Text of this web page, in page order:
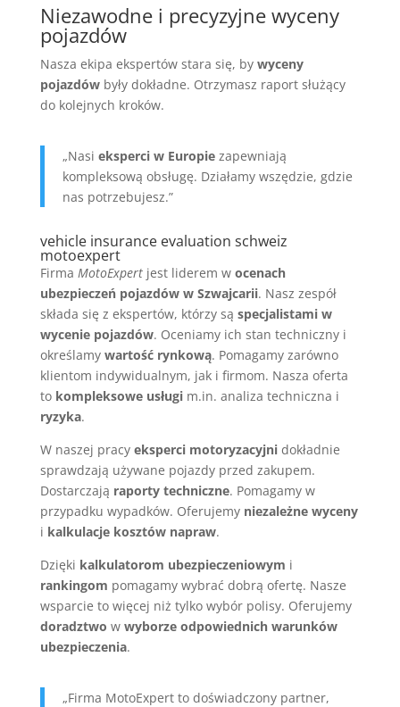
Niezawodne i precyzyjne wyceny
pojazdów
Nasza ekipa ekspertów stara się, by wyceny
pojazdówbyły dokładne. Otrzymasz raport służący
do kolejnych kroków.
„Nasi eksperci w Europiezapewniają
kompleksową obsługę. Działamy wszędzie, gdzie
nas potrzebujesz.”
vehicle insurance evaluation schweiz
motoexpert
Firma MotoExpertjest liderem w ocenach
ubezpieczeń pojazdów w Szwajcarii. Nasz zespół
składa się z ekspertów, którzy są specjalistami w
wycenie pojazdów. Oceniamy ich stan techniczny i
określamy wartość rynkową. Pomagamy zarówno
klientom indywidualnym, jak i firmom. Nasza oferta
to kompleksowe usługim.in. analiza techniczna i
ryzyka.
W naszej pracy eksperci motoryzacyjnidokładnie
sprawdzają używane pojazdy przed zakupem.
Dostarczają raporty techniczne. Pomagamy w
przypadku wypadków. Oferujemy niezależne wyceny
i kalkulacje kosztów napraw.
Dzięki kalkulatorom ubezpieczeniowym i
rankingom pomagamy wybrać dobrą ofertę. Nasze
wsparcie to więcej niż tylko wybór polisy. Oferujemy
doradztwo w wyborze odpowiednich warunków
ubezpieczenia.
„Firma MotoExpert to doświadczony partner,